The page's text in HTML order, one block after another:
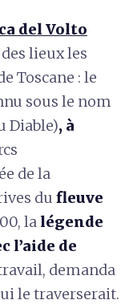
del Volto
lieux les
Toscane : le
sous le nom
Diable), à
de la
du fleuve
lalégende
l’aide de
demanda
le traverserait.